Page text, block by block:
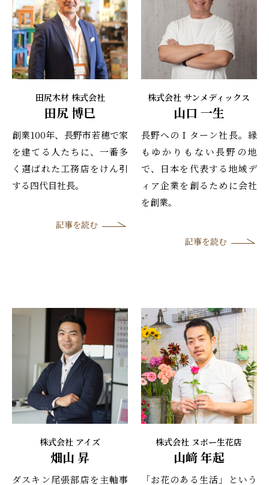
田尻木材 株式会社
田尻 博巳
創業100年、長野市若穂で家
を建てる人たちに、一番多
く選ばれた工務店をけん引
する四代目社長。
記事を読む
株式会社 サンメディックス
山口 一生
長野へのＩターン社長。縁
もゆかりもない長野の地
で、日本を代表する地域デ
ィア企業を創るために会社
を創業。
記事を読む
株式会社 アイズ
畑山 昇
ダスキン尾張部店を主軸事
株式会社 ヌボー生花店
山﨑 年起
「お花のある生活」という